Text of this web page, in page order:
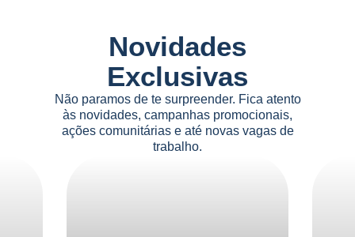
Novidades
Exclusivas
Não paramos de te surpreender. Fica atento
às novidades, campanhas promocionais,
ações comunitárias e até novas vagas de
trabalho.